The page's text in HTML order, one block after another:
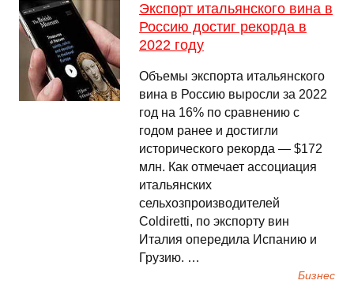
Экспорт итальянского вина в
Россию достиг рекорда в
2022 году
Объемы экспорта итальянского
вина в Россию выросли за 2022
год на 16% по сравнению с
годом ранее и достигли
исторического рекорда — $172
млн. Как отмечает ассоциация
итальянских
сельхозпроизводителей
Coldiretti, по экспорту вин
Италия опередила Испанию и
Грузию. …
Бизнес